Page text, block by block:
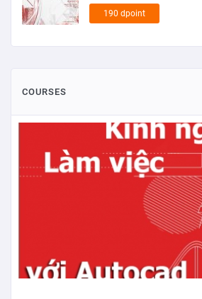
190 dpoint
COURSES